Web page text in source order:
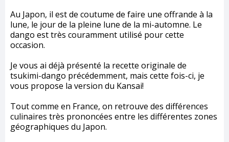
Au Japon, il est de coutume de faire une offrande à la
lune, le jour de la pleine lune de la mi-automne. Le
dango est très couramment utilisé pour cette
occasion.
Je vous ai déjà présenté la recette originale de
tsukimi-dango précédemment, mais cette fois-ci, je
vous propose la version du Kansai!
Tout comme en France, on retrouve des différences
culinaires très prononcées entre les différentes zones
géographiques du Japon.